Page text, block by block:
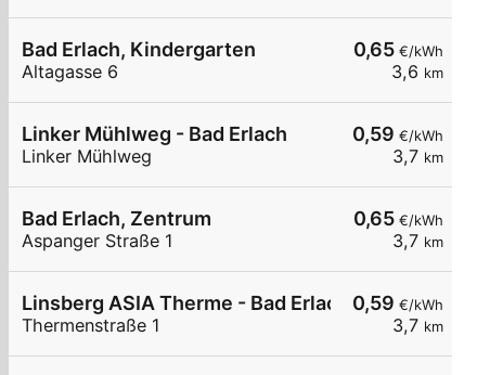
0,65€/kWh
3,6 km
Bad Erlach, Kindergarten
Altagasse 6
0,59 €/kWh
3,7 km
Linker Mühlweg - Bad Erlach
Linker Mühlweg
0,65€/kWh
3,7 km
Bad Erlach, Zentrum
Aspanger Straße 1
0,59 €/kWh
3,7 km
Linsberg ASIA Therme - Bad Erlach
Thermenstraße 1